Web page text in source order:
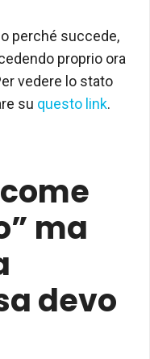
perché succede,
proprio ora
vedere lo stato
su questo link.
ma
devo